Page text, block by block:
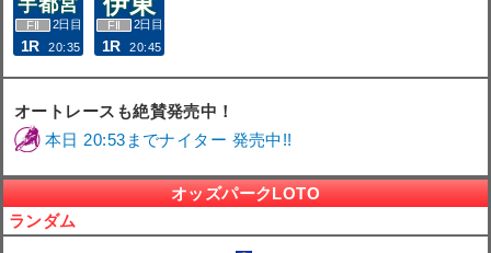
宇都宮
2日目
1R 20:35
2日目
1R 20:45
オートレースも絶賛発売中！
本日 20:53までナイター 発売中!!
オッズパークLOTO
ランダム